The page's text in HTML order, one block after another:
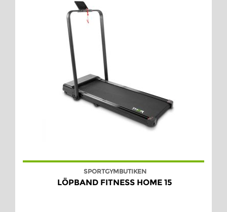
SPORTGYMBUTIKEN
LÖPBAND FITNESS HOME 15